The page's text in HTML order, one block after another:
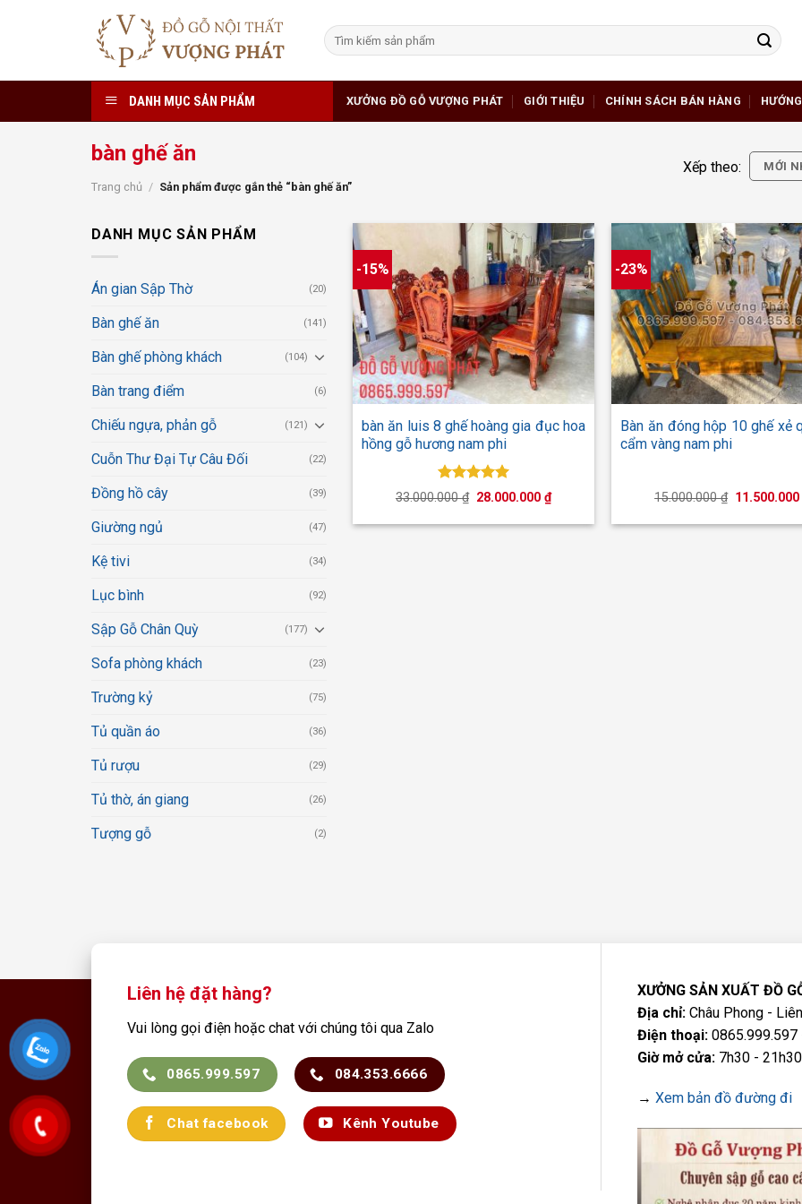
Tìm
kiếm:
DANH MỤC SẢN PHẨM XƯỞNG ĐỒ GỖ VƯỢNG PHÁT GIỚI THIỆU CHÍNH SÁCH BÁN HÀNG
bàn ghế ăn
Trang chủ / Sản phẩm được gắn thẻ “bàn ghế ăn”
Xếp theo: MỚI
DANH MỤC SẢN PHẨM
Án gian Sập Thờ (20)
Bàn ghế ăn (141)
Bàn ghế phòng khách (104)
Bàn trang điểm (6)
Chiếu ngựa, phản gỗ (121)
Cuỗn Thư Đại Tự Câu Đối (22)
Đồng hồ cây (39)
Giường ngủ (47)
Kệ tivi (34)
Lục bình (92)
Sập Gỗ Chân Quỳ (177)
Sofa phòng khách (23)
Trường kỷ (75)
Tủ quần áo (36)
Tủ rượu (29)
Tủ thờ, án giang (26)
Tượng gỗ (2)
-15%
+
bàn ăn luis 8 ghế hoàng gia đục hoa
hồng gỗ hương nam phi
Được xếp
hạng5.00
5 sao
33.000.000₫ Giá
là:
28.000.000₫Giá
hiện
tại
-23%
+
Bàn ăn đóng hộp 10 ghế xẻ
cẩm vàng nam phi
15.000.000₫ Giá
là:
Liên hệ đặt hàng?
Vui lòng gọi điện hoặc chat với chúng tôi qua Zalo
0865.999.597 084.353.6666
Chat facebook Kênh Youtube
XƯỞNG SẢN XUẤT ĐỒ
Địa chỉ: Châu Phong -
Điện thoại: 0865.999.597
Giờ mở cửa: 7h30 - 21h30
→ Xem bản đồ đường đi